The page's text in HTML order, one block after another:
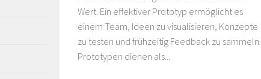
Wert. Ein effektiver Prototyp ermöglicht es
einem Team, Ideen zu visualisieren, Konzepte
zu testen und frühzeitig Feedback zu sammeln.
Prototypen dienen als...